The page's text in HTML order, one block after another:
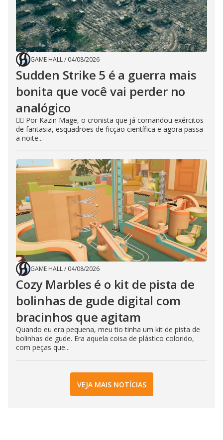
GAME HALL/ 04/08/2026
Sudden Strike 5 é a guerra mais
bonita que você vai perder no
analógico
🧙‍♂️ Por Kazin Mage, o cronista que já comandou exércitos
de fantasia, esquadrões de ficção científica e agora passa
a noite...
GAME HALL/ 04/08/2026
Cozy Marbles é o kit de pista de
bolinhas de gude digital com
bracinhos que agitam
Quando eu era pequena, meu tio tinha um kit de pista de
bolinhas de gude. Era aquela coisa de plástico colorido,
com peças que...
VEJA MAIS NOTÍCIAS